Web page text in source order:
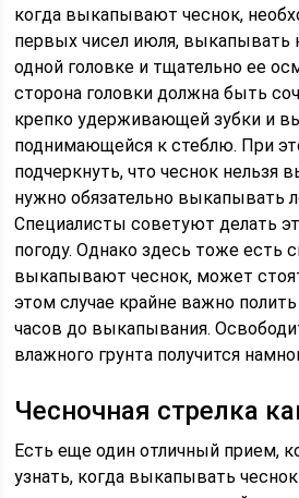
когда выкапывают чеснок,
первых чисел июля,
одной головке и тщательно ее
сторона головки должна быть
крепко удерживающей зубки и
поднимающейся к стеблю. При
подчеркнуть, что чеснок нельзя
нужно обязательно выкапывать
Специалисты советуют делать
погоду. Однако здесь тоже есть
выкапывают чеснок, может
этом случае крайне важно
часов до выкапывания.
влажного грунта получится
Чесночная стрелка
Есть еще один отличный прием,
узнать, когда выкапывать